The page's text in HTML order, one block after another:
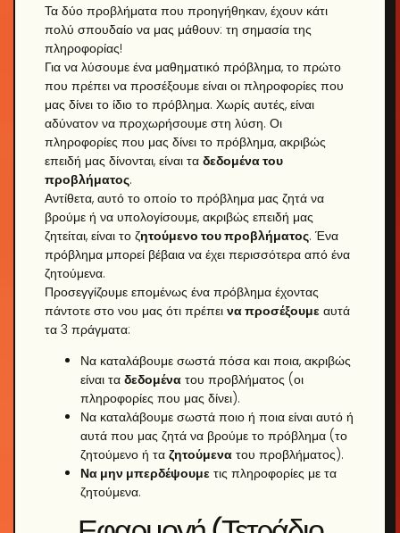
Τα δύο προβλήματα που προηγήθηκαν, έχουν κάτι
πολύ σπουδαίο να μας μάθουν: τη σημασία της
πληροφορίας!
Για να λύσουμε ένα μαθηματικό πρόβλημα, το πρώτο
που πρέπει να προσέξουμε είναι οι πληροφορίες που
μας δίνει το ίδιο το πρόβλημα. Χωρίς αυτές, είναι
αδύνατον να προχωρήσουμε στη λύση. Οι
πληροφορίες που μας δίνει το πρόβλημα, ακριβώς
επειδή μας δίνονται, είναι ταδεδομένα του
προβλήματος.
Αντίθετα, αυτό το οποίο το πρόβλημα μας ζητά να
βρούμε ή να υπολογίσουμε, ακριβώς επειδή μας
ζητείται, είναι το ζητούμενο του προβλήματος. Ένα
πρόβλημα μπορεί βέβαια να έχει περισσότερα από ένα
ζητούμενα.
Προσεγγίζουμε επομένως ένα πρόβλημα έχοντας
πάντοτε στο νου μας ότι πρέπεινα προσέξουμε αυτά
τα 3 πράγματα:
Να καταλάβουμε σωστά πόσα και ποια, ακριβώς
είναι ταδεδομένα του προβλήματος (οι
πληροφορίες που μας δίνει).
Να καταλάβουμε σωστά ποιο ή ποια είναι αυτό ή
αυτά που μας ζητά να βρούμε το πρόβλημα (το
ζητούμενο ή ταζητούμενα του προβλήματος).
Να μην μπερδέψουμε τις πληροφορίες με τα
ζητούμενα.